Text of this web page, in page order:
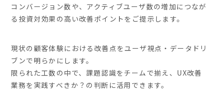
コンバージョン数や、アクティブユーザ数の増加につなが
る投資対効果の高い改善ポイントをご提示します。
現状の顧客体験における改善点をユーザ視点・データドリ
ブンで明らかにします。
限られた工数の中で、課題認識をチームで揃え、UX改善
業務を実践すべきか？の判断に活用できます。